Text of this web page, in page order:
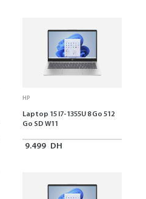
HP
Laptop 15 I7-1355U 8 Go 512
Go SD W11
9.499 DH